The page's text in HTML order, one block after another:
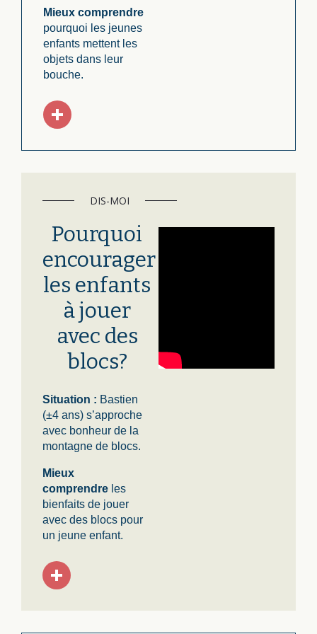
Mieux comprendre
pourquoi les jeunes
enfants mettent les
objets dans leur
bouche.
DIS-MOI
Pourquoi
encourager
les enfants
à jouer
avec des
blocs?
Situation : Bastien
(±4 ans) s’approche
avec bonheur de la
montagne de blocs.
Mieux
comprendre les
bienfaits de jouer
avec des blocs pour
un jeune enfant.